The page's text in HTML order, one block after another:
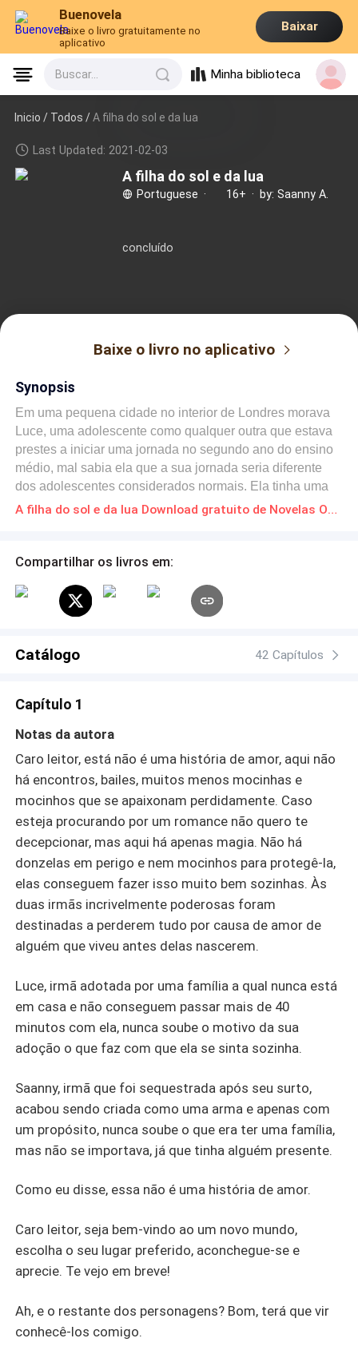
Buenovela
Baixe o livro gratuitamente no
aplicativo
Baixar
Buscar... Minha biblioteca
Inicio / Todos /A filha do sol e da lua
Last Updated: 2021-02-03
A filha do sol e da lua
Portuguese · 16+ · by: Saanny A.
concluído
Baixe o livro no aplicativo
Synopsis
Em uma pequena cidade no interior de Londres morava
Luce, uma adolescente como qualquer outra que estava
prestes a iniciar uma jornada no segundo ano do ensino
médio, mal sabia ela que a sua jornada seria diferente
dos adolescentes considerados normais. Ela tinha uma
outra missão: Proteger o reino de Krýstalla e encontrar a
acontecendo por causa de um amor proibido que
"São as coisas que nós mais amamos que nos matam."
A filha do sol e da lua Download gratuito de Novelas Online em PDF
Compartilhar os livros em:
Catálogo 42 Capítulos
Capítulo 1
Notas da autora
Caro leitor, está não é uma história de amor, aqui não
há encontros, bailes, muitos menos mocinhas e
mocinhos que se apaixonam perdidamente. Caso
esteja procurando por um romance não quero te
decepcionar, mas aqui há apenas magia. Não há
donzelas em perigo e nem mocinhos para protegê-la,
elas conseguem fazer isso muito bem sozinhas. Às
duas irmãs incrivelmente poderosas foram
destinadas a perderem tudo por causa de amor de
alguém que viveu antes delas nascerem.
Luce, irmã adotada por uma família a qual nunca está
em casa e não conseguem passar mais de 40
minutos com ela, nunca soube o motivo da sua
adoção o que faz com que ela se sinta sozinha.
Saanny, irmã que foi sequestrada após seu surto,
acabou sendo criada como uma arma e apenas com
um propósito, nunca soube o que era ter uma família,
mas não se importava, já que tinha alguém presente.
Como eu disse, essa não é uma história de amor.
Caro leitor, seja bem-vindo ao um novo mundo,
escolha o seu lugar preferido, aconchegue-se e
aprecie. Te vejo em breve!
Ah, e o restante dos personagens? Bom, terá que vir
conhecê-los comigo.